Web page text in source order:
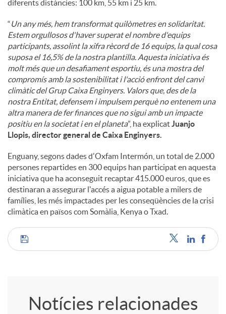
diferents distàncies: 100 km, 55 km i 25 km.
“Un any més, hem transformat quilòmetres en solidaritat.
Estem orgullosos d'haver superat el nombre d'equips
participants, assolint la xifra rècord de 16 equips, la qual cosa
suposa el 16,5% de la nostra plantilla. Aquesta iniciativa és
molt més que un desafiament esportiu, és una mostra del
compromís amb la sostenibilitat i l'acció enfront del canvi
climàtic del Grup Caixa Enginyers. Valors que, des de la
nostra Entitat, defensem i impulsem perquè no entenem una
altra manera de fer finances que no sigui amb un impacte
positiu en la societat i en el planeta”, ha explicatJuanjo
Llopis, director general de Caixa Enginyers.
Enguany, segons dades d'Oxfam Intermón, un total de 2.000
persones repartides en 300 equips han participat en aquesta
iniciativa que ha aconseguit recaptar 415.000 euros, que es
destinaran a assegurar l'accés a aigua potable a milers de
famílies, les més impactades per les conseqüències de la crisi
climàtica en països com Somàlia, Kenya o Txad.
C
Notícies relacionades